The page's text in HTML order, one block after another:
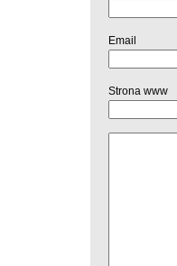
Email
Strona www